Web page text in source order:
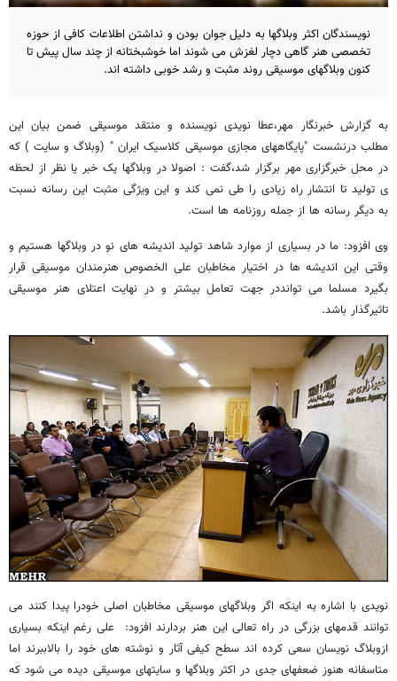
نویسندگان اکثر وبلاگها به دلیل جوان بودن و نداشتن اطلاعات کافی از حوزه
تخصصی هنر گاهی دچار لغزش می شوند اما خوشبختانه از چند سال پیش تا
کنون وبلاگهای موسیقی روند مثبت و رشد خوبی داشته اند.
به گزارش خبرنگار مهر،عطا نویدی نویسنده و منتقد موسیقی ضمن بیان این
مطلب درنشست "پایگاههای مجازی موسیقی کلاسیک ایران " (وبلاگ و سایت ) که
در محل خبرگزاری مهر برگزار شد،گفت : اصولا در وبلاگها یک خبر یا نظر از لحظه
ی تولید تا انتشار راه زیادی را طی نمی کند و این ویژگی مثبت این رسانه نسبت
به دیگر رسانه ها از جمله روزنامه ها است.
وی افزود: ما در بسیاری از موارد شاهد تولید اندیشه های نو در وبلاگها هستیم و
وقتی این اندیشه ها در اختیار مخاطبان علی الخصوص هنرمندان موسیقی قرار
بگیرد مسلما می توانددر جهت تعامل بیشتر و در نهایت اعتلای هنر موسیقی
تاثیرگذار باشد.
نویدی با اشاره به اینکه اگر وبلاگهای موسیقی مخاطبان اصلی خودرا پیدا کنند می
توانند قدمهای بزرگی در راه تعالی این هنر بردارند افزود: علی رغم اینکه بسیاری
ازوبلاگ نویسان سعی کرده اند سطح کیفی آثار و نوشته های خود را بالاببرند اما
متاسفانه هنوز ضعفهای جدی در اکثر وبلاگها و سایتهای موسیقی دیده می شود که